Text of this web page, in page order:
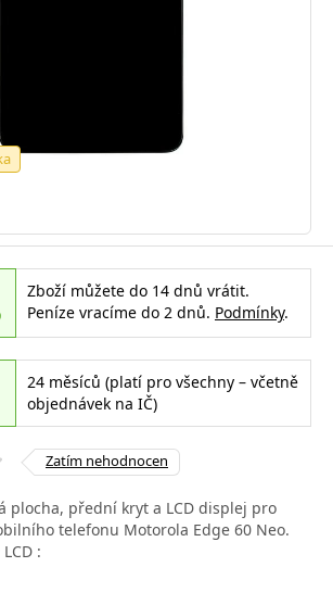
Zboží můžete do 14 dnů vrátit.
Peníze vracíme do 2 dnů. Podmínky.
24 měsíců (platí pro všechny – včetně
objednávek na IČ)
Zatím nehodnocen
plocha, přední kryt a LCD displej pro
telefonu Motorola Edge 60 Neo.
: